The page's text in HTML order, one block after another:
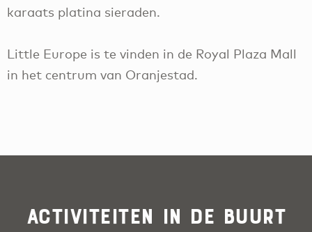
karaats platina sieraden.
Little Europe is te vinden in de Royal Plaza Mall
in het centrum van Oranjestad.
Activiteiten in de buurt